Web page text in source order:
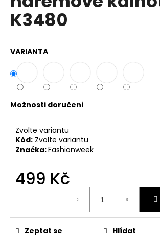
5
hvězdiček.
K3480
VARIANTA
Možnosti doručení
Zvolte variantu
Kód: Zvolte variantu
Značka:Fashionweek
499 Kč
Zeptat se Hlídat
u
j
m
e
DÁMSKÁ
S
KRÁTKÝM
LESKLÝM
EFEKTEM
ANTIGA
749